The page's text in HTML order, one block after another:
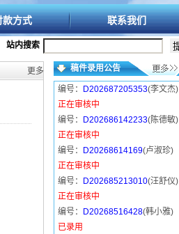
款方式 联系我们
站内搜索
更多>> 稿件录用公告
编号： D202687205353(李文杰)
正在审核中
编号：
D202686142233(陈德敏)
正在审核中
编号：
D20268614169(卢淑珍)
正在审核中
编号：
D202685213010(汪舒仪)
正在审核中
编号：
D20268516428(韩小雅)
已录用